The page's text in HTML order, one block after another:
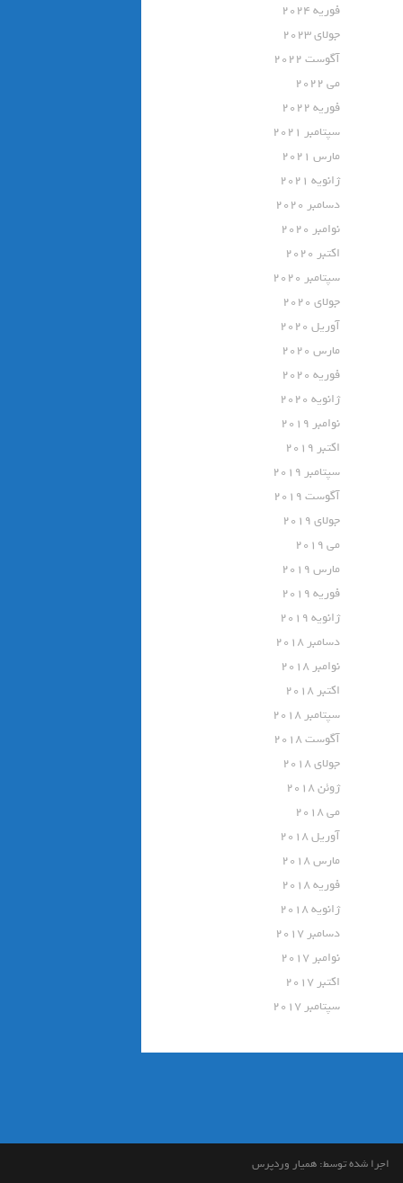
فوریه 2024
جولای 2023
آگوست 2022
می 2022
فوریه 2022
سپتامبر 2021
مارس 2021
ژانویه 2021
دسامبر 2020
نوامبر 2020
اکتبر 2020
سپتامبر 2020
جولای 2020
آوریل 2020
مارس 2020
فوریه 2020
ژانویه 2020
نوامبر 2019
اکتبر 2019
سپتامبر 2019
آگوست 2019
جولای 2019
می 2019
مارس 2019
فوریه 2019
ژانویه 2019
دسامبر 2018
نوامبر 2018
اکتبر 2018
سپتامبر 2018
آگوست 2018
جولای 2018
ژوئن 2018
می 2018
آوریل 2018
مارس 2018
فوریه 2018
ژانویه 2018
دسامبر 2017
نوامبر 2017
اکتبر 2017
سپتامبر 2017
اجرا شده توسط: همیار وردپرس